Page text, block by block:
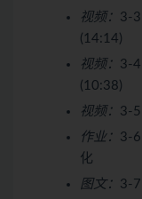
视频： 3-3
(14:14)
视频： 3-4
(10:38)
视频： 3-
作业： 3-
化
图文： 3-